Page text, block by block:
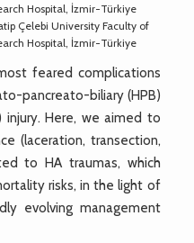
Hospital, İzmir-Türkiye
Çelebi University Faculty of
Hospital, İzmir-Türkiye
feared complications
pancreato-biliary (HPB)
injury. Here, we aimed to
(laceration, transection,
to HA traumas, which
risks, in the light of
evolving management